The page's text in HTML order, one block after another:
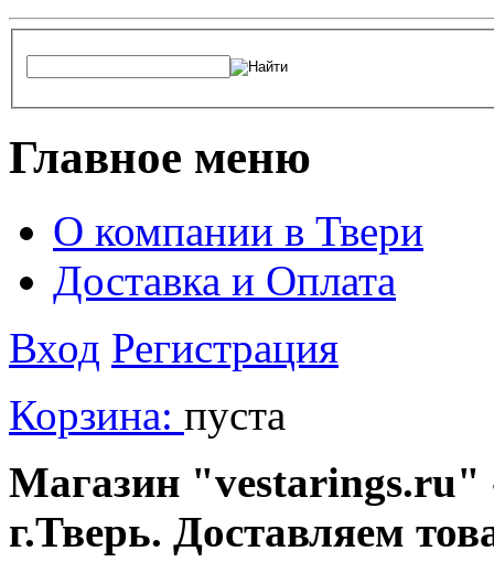
Главное меню
О компании в Твери
Доставка и Оплата
Вход Регистрация
Корзина: пуста
Магазин "vestarings.ru"
г.Тверь. Доставляем